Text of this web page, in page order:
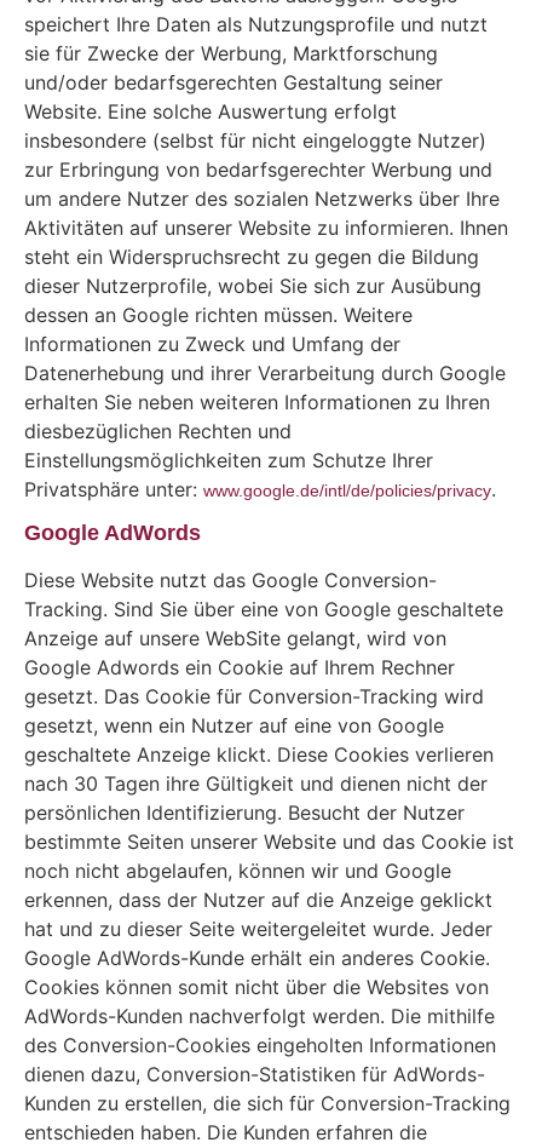
speichert Ihre Daten als Nutzungsprofile und nutzt
sie für Zwecke der Werbung, Marktforschung
und/oder bedarfsgerechten Gestaltung seiner
Website. Eine solche Auswertung erfolgt
insbesondere (selbst für nicht eingeloggte Nutzer)
zur Erbringung von bedarfsgerechter Werbung und
um andere Nutzer des sozialen Netzwerks über Ihre
Aktivitäten auf unserer Website zu informieren. Ihnen
steht ein Widerspruchsrecht zu gegen die Bildung
dieser Nutzerprofile, wobei Sie sich zur Ausübung
dessen an Google richten müssen. Weitere
Informationen zu Zweck und Umfang der
Datenerhebung und ihrer Verarbeitung durch Google
erhalten Sie neben weiteren Informationen zu Ihren
diesbezüglichen Rechten und
Einstellungsmöglichkeiten zum Schutze Ihrer
Privatsphäre unter: www.google.de/intl/de/policies/privacy.
Google AdWords
Diese Website nutzt das Google Conversion-
Tracking. Sind Sie über eine von Google geschaltete
Anzeige auf unsere WebSite gelangt, wird von
Google Adwords ein Cookie auf Ihrem Rechner
gesetzt. Das Cookie für Conversion-Tracking wird
gesetzt, wenn ein Nutzer auf eine von Google
geschaltete Anzeige klickt. Diese Cookies verlieren
nach 30 Tagen ihre Gültigkeit und dienen nicht der
persönlichen Identifizierung. Besucht der Nutzer
bestimmte Seiten unserer Website und das Cookie ist
noch nicht abgelaufen, können wir und Google
erkennen, dass der Nutzer auf die Anzeige geklickt
hat und zu dieser Seite weitergeleitet wurde. Jeder
Google AdWords-Kunde erhält ein anderes Cookie.
Cookies können somit nicht über die Websites von
AdWords-Kunden nachverfolgt werden. Die mithilfe
des Conversion-Cookies eingeholten Informationen
dienen dazu, Conversion-Statistiken für AdWords-
Kunden zu erstellen, die sich für Conversion-Tracking
entschieden haben. Die Kunden erfahren die